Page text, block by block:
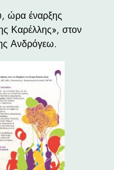
ώρα έναρξης
Καρέλλης», στον
Ανδρόγεω.